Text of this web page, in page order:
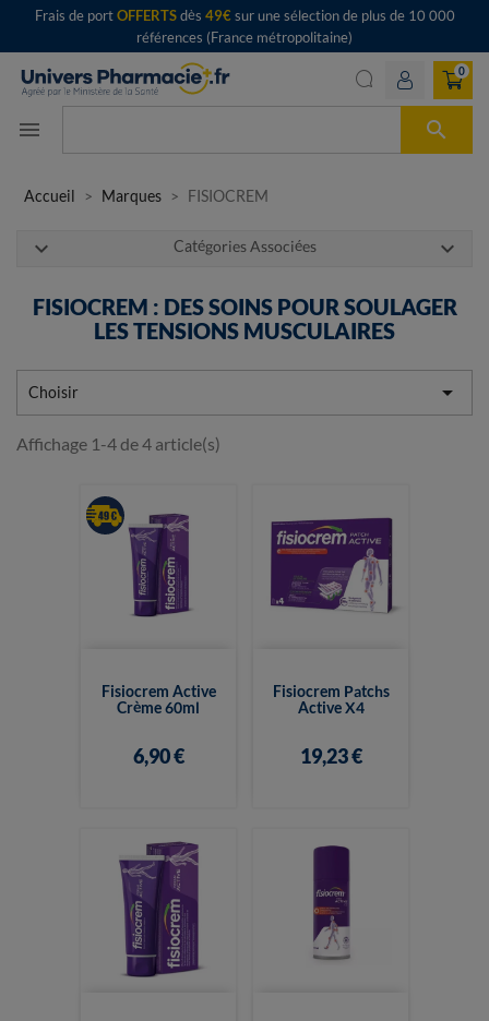
Frais de portOFFERTSdès 49€sur une sélection de plus de 10 000
références (France métropolitaine)
menu 
0
Accueil Marques FISIOCREM
expand_more Catégories Associées expand_more
FISIOCREM : DES SOINS POUR SOULAGER
LES TENSIONS MUSCULAIRES
Choisir 
Affichage 1-4 de 4 article(s)
Fisiocrem Active
Crème 60ml
6,90 €
Fisiocrem Patchs
Active X4
19,23 €